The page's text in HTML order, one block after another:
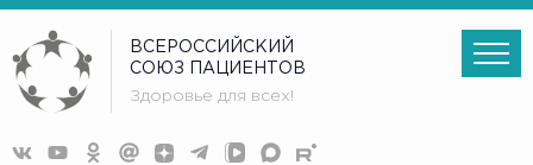
ВСЕРОССИЙСКИЙ
СОЮЗ ПАЦИЕНТОВ
Здоровье для всех!